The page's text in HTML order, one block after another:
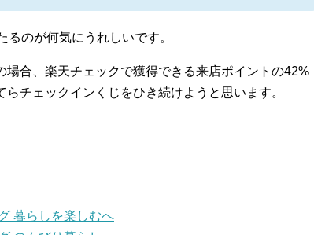
のが何気にうれしいです。
合、楽天チェックで獲得できる来店ポイントの42%
チェックインくじをひき続けようと思います。